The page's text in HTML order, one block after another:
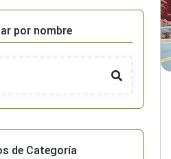
por nombre
de Categoría